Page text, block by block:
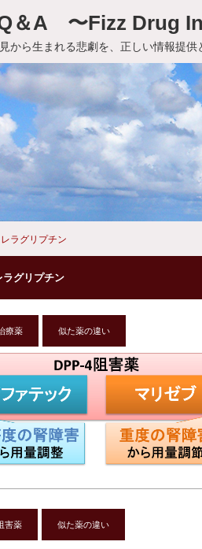
＆A 〜Fizz Drug
から生まれる悲劇を、正しい情報提供
レラグリプチン
ラグリプチン
療薬 似た薬の違い
害薬 似た薬の違い